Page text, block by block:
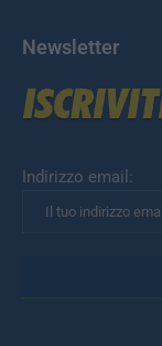
Newsletter
Indirizzo email: